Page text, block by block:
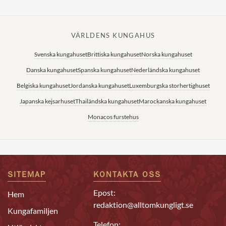
VÄRLDENS KUNGAHUS
Svenska kungahusetBrittiska kungahusetNorska kungahuset
Danska kungahusetSpanska kungahusetNederländska kungahuset
Belgiska kungahusetJordanska kungahusetLuxemburgska storhertighuset
Japanska kejsarhusetThailändska kungahusetMarockanska kungahuset
Monacos furstehus
SITEMAP
Hem
Kungafamiljen
KONTAKTA OSS
Epost:
redaktion@alltomkungligt.se